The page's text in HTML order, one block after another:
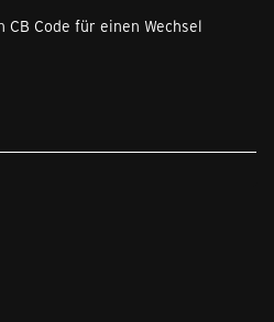
Code für einen Wechsel